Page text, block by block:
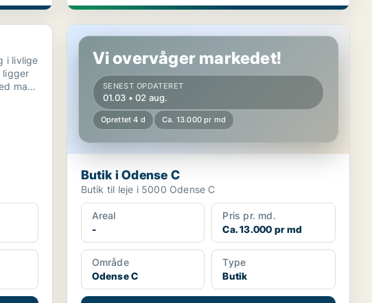
i livlige
ligger
ma...
Butik i Odense C
Vi overvåger markedet!
SENEST OPDATERET
01.03 • 02 aug.
Oprettet 4 d Ca. 13.000 pr md
Butik i Odense C
Butik til leje i 5000 Odense C
Areal
-
Pris pr. md.
Ca. 13.000 pr md
Område
Odense C
Type
Butik